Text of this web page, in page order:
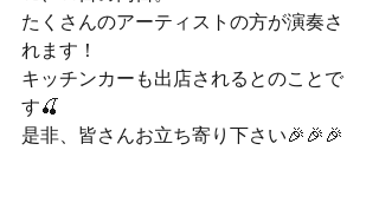
たくさんのアーティストの方が演奏さ
れます！
キッチンカーも出店されるとのことで
す🍒
是非、皆さんお立ち寄り下さい🎉🎉🎉